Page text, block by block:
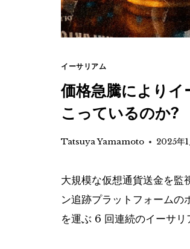
イーサリアム
価格急騰により
こっているのか?
Tatsuya Yamamoto 2025年
大規模な仮想通貨送金を監
ン追跡プラットフォーム
を運ぶ 6 回連続のイーサリ